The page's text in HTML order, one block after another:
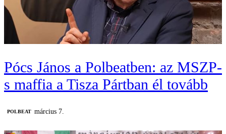
Pócs János a Polbeatben: az MSZP-
s maffia a Tisza Pártban él tovább
‎POLBEAT március 7.